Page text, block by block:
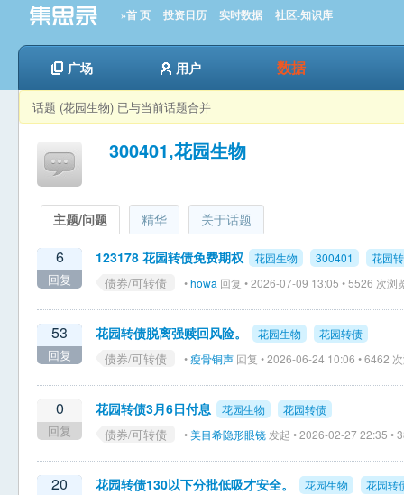
»首 页 投资日历 实时数据 社区-知识库
广场 用户 数据
话题 (花园生物) 已与当前话题合并
300401,花园生物
主题/问题 精华 关于话题
6
回复
123178 花园转债免费期权 花园生物 300401 花园
债券/可转债 •howa 回复 • 2026-07-09 13:05 • 5526 次浏
53
回复
花园转债脱离强赎回风险。 花园生物 花园转债
债券/可转债 •瘦骨铜声 回复 • 2026-06-24 10:06 • 6462
0
回复
花园转债3月6日付息 花园生物 花园转债
债券/可转债 •美目希隐形眼镜 发起 • 2026-02-27 22:35 •
20 花园转债130以下分批低吸才安全。 花园生物 花园转